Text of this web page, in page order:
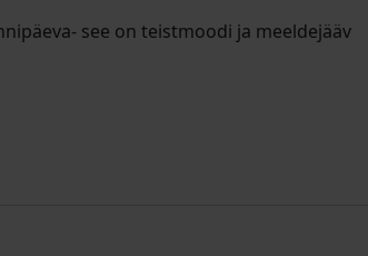
see on teistmoodi ja meeldejääv